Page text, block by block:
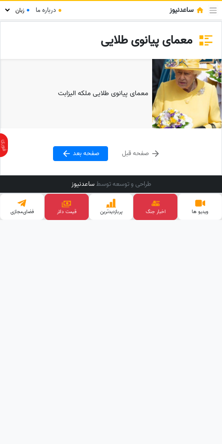
ساعدنیوز ● درباره ما ●
معمای پیانوی طلایی
معمای پیانوی طلایی ملکه الیزابت
صفحه قبل صفحه بعد
طراحی و توسعه توسطساعدنیوز
ویدیو ها اخبار جنگ پربازدید‌ترین قیمت دلار فضای‌مجازی